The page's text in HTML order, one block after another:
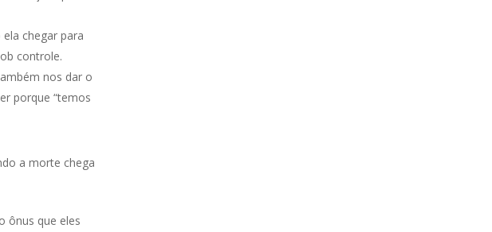
chegar para
controle.
nos dar o
porque “temos
a morte chega
ônus que eles